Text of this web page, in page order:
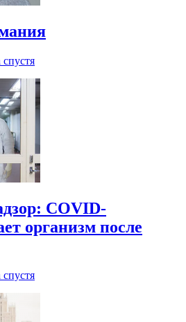
спустя
COVID-
организм после
спустя